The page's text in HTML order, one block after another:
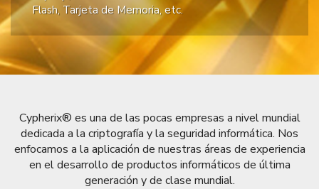
Flash, Tarjeta de Memoria, etc.
Cypherix® es una de las pocas empresas a nivel mundial
dedicada a la criptografía y la seguridad informática. Nos
enfocamos a la aplicación de nuestras áreas de experiencia
en el desarrollo de productos informáticos de última
generación y de clase mundial.